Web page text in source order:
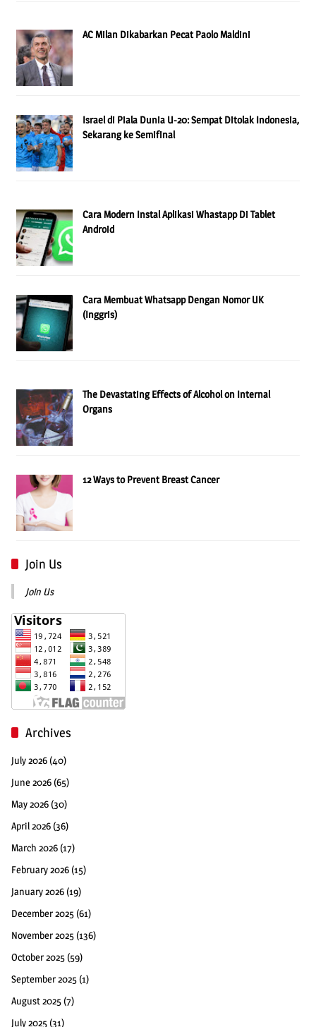
AC Milan Dikabarkan Pecat Paolo Maldini
Israel di Piala Dunia U-20: Sempat Ditolak Indonesia,
Sekarang ke Semifinal
Cara Modern Instal Aplikasi Whastapp Di Tablet
Android
Cara Membuat Whatsapp Dengan Nomor UK
(Inggris)
The Devastating Effects of Alcohol on Internal
Organs
12 Ways to Prevent Breast Cancer
Join Us
Join Us
Archives
July 2026 (40)
June 2026 (65)
May 2026 (30)
April 2026 (36)
March 2026 (17)
February 2026 (15)
January 2026 (19)
December 2025 (61)
November 2025 (136)
October 2025 (59)
September 2025 (1)
August 2025 (7)
July 2025 (31)